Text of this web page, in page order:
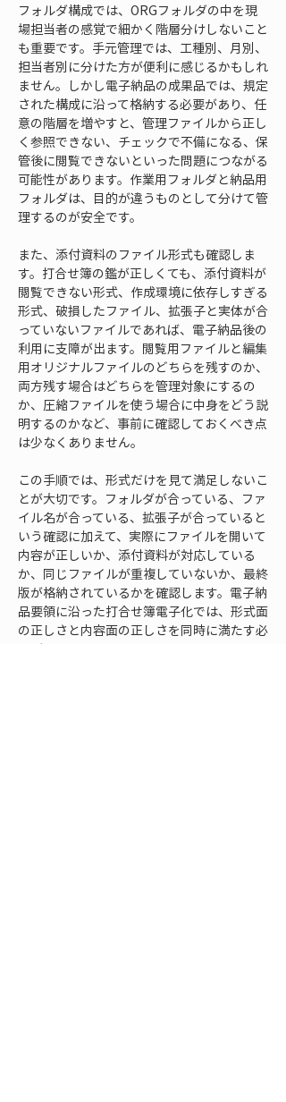
フォルダ構成では、ORGフォルダの中を現
場担当者の感覚で細かく階層分けしないこと
も重要です。手元管理では、工種別、月別、
担当者別に分けた方が便利に感じるかもしれ
ません。しかし電子納品の成果品では、規定
された構成に沿って格納する必要があり、任
意の階層を増やすと、管理ファイルから正し
く参照できない、チェックで不備になる、保
管後に閲覧できないといった問題につながる
可能性があります。作業用フォルダと納品用
フォルダは、目的が違うものとして分けて管
理するのが安全です。
また、添付資料のファイル形式も確認しま
す。打合せ簿の鑑が正しくても、添付資料が
閲覧できない形式、作成環境に依存しすぎる
形式、破損したファイル、拡張子と実体が合
っていないファイルであれば、電子納品後の
利用に支障が出ます。閲覧用ファイルと編集
用オリジナルファイルのどちらを残すのか、
両方残す場合はどちらを管理対象にするの
か、圧縮ファイルを使う場合に中身をどう説
明するのかなど、事前に確認しておくべき点
は少なくありません。
この手順では、形式だけを見て満足しないこ
とが大切です。フォルダが合っている、ファ
イル名が合っている、拡張子が合っていると
いう確認に加えて、実際にファイルを開いて
内容が正しいか、添付資料が対応している
か、同じファイルが重複していないか、最終
版が格納されているかを確認します。電子納
品要領に沿った打合せ簿電子化では、形式面
の正しさと内容面の正しさを同時に満たす必
要があります。